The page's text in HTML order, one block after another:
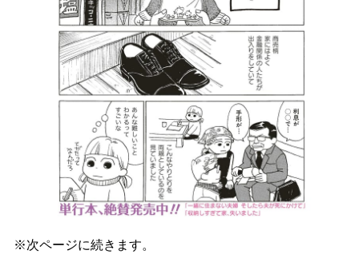
※次ページに続きます。